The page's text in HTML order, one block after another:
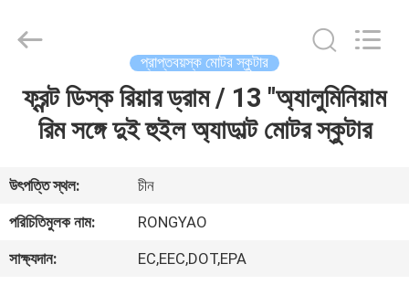
বাড়ি
আমাদের
সম্পর্কে
Vehicle
Co.,Ltd.
প্রাপ্তবয়স্ক মোটর স্কুটার
ফ্রন্ট ডিস্ক রিয়ার ড্রাম / 13 "অ্যালুমিনিয়াম
রিম সঙ্গে দুই হুইল অ্যাডাল্ট মোটর স্কুটার
উৎপত্তি স্থল:
চীন
পরিচিতিমুলক নাম:
RONGYAO
সাক্ষ্যদান:
EC,EEC,DOT,EPA